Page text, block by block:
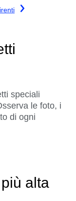
speciali
le foto, i
di ogni
più alta